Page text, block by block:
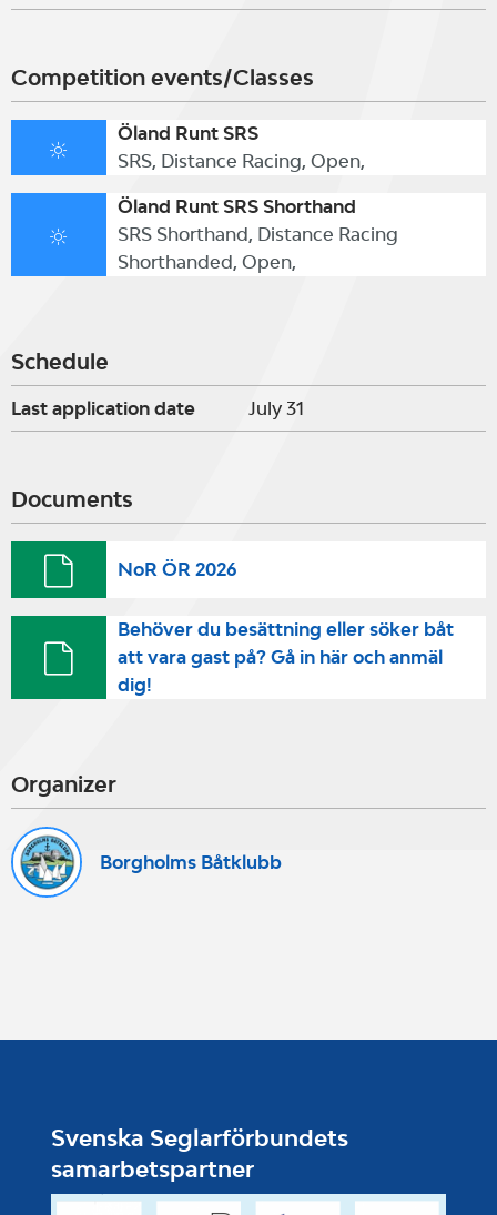
Competition events/Classes
Öland Runt SRS
SRS, Distance Racing, Open,
Öland Runt SRS Shorthand
SRS Shorthand, Distance Racing
Shorthanded, Open,
Schedule
Last application date July 31
Documents
NoR ÖR 2026
Behöver du besättning eller söker båt
att vara gast på? Gå in här och anmäl
dig!
Organizer
Borgholms Båtklubb
Svenska Seglarförbundets
samarbetspartner